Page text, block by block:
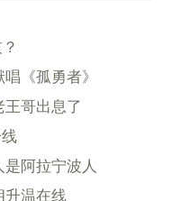
《孤勇者》
哥出息了
阿拉宁波人
升温在线